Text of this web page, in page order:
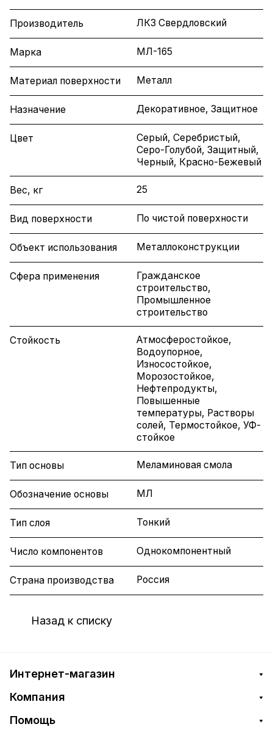
Производитель ЛКЗ Свердловский
Марка МЛ-165
Материал поверхности Металл
Назначение Декоративное, Защитное
Цвет
Серый, Серебристый,
Серо-Голубой, Защитный,
Черный, Красно-Бежевый
Вес, кг 25
Вид поверхности По чистой поверхности
Объект использования Металлоконструкции
Сфера применения
Гражданское
строительство,
Промышленное
строительство
Стойкость
Атмосферостойкое,
Водоупорное,
Износостойкое,
Морозостойкое,
Нефтепродукты,
Повышенные
температуры, Растворы
солей, Термостойкое, УФ-
стойкое
Тип основы Меламиновая смола
Обозначение основы МЛ
Тип слоя Тонкий
Число компонентов Однокомпонентный
Страна производства Россия
Назад к списку
Интернет-магазин
Компания
Помощь